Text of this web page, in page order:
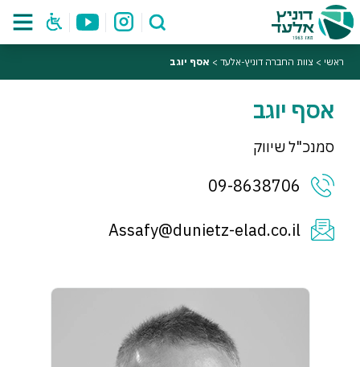
ראשי > צוות החברה דוניץ-אלעד > אסף יוגב
אסף יוגב
סמנכ"ל שיווק
09-8638706
Assafy@dunietz-elad.co.il